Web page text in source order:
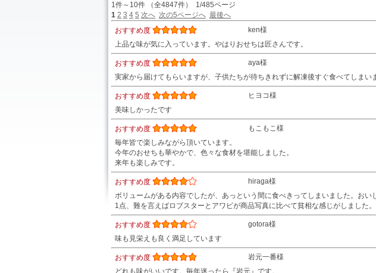
1件～10件 （全4847件） 1/485ページ
1 2 3 4 5 次へ 次の5ページへ 最後へ
おすすめ度
ken様
上品な味が気に入っています。やはりおせちは匠さんです。
おすすめ度 aya様
実家から届けてもらいますが、子供たちが待ちきれずに解凍後すぐ食べてしまい
おすすめ度 ヒヨコ様
美味しかったです
おすすめ度 もこもこ様
毎年皆で楽しみながら頂いています。
今年のおせちも華やかで、色々な食材を堪能しました。
来年も楽しみです。
おすすめ度 hiraga様
ボリュームがある内容でしたが、あっという間に食べきってしまいました。おい
1点、難を言えばロブスターとアワビが商品写真に比べて貧相な感じがしました。
おすすめ度 gotora様
味も見栄えも良く満足しています
おすすめ度 岩元一番様
どれも味がいいです。毎年迷ったら『岩元』です。